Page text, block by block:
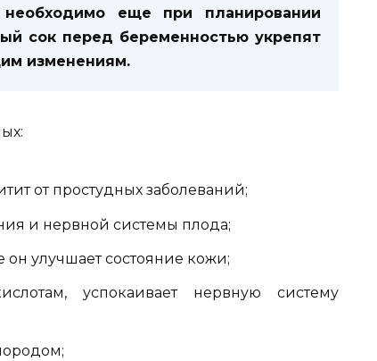
еще при планировании
сок перед беременностью укрепят
изменениям.
от простудных заболеваний;
и нервной системы плода;
он улучшает состояние кожи;
успокаивает нервную систему